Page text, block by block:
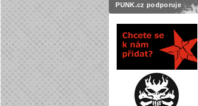
PUNK.cz podporuje